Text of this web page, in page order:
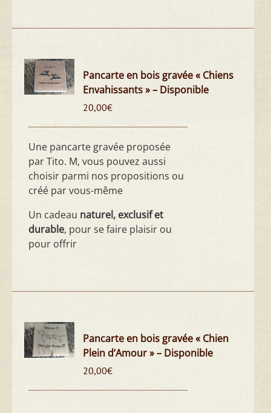
Pancarte en bois gravée « Chiens
Envahissants » – Disponible
20,00€
Une pancarte gravée proposée
par Tito. M, vous pouvez aussi
choisir parmi nos propositions ou
créé par vous-même
Un cadeau naturel, exclusif et
durable, pour se faire plaisir ou
pour offrir
Pancarte en bois gravée « Chien
Plein d’Amour » – Disponible
20,00€